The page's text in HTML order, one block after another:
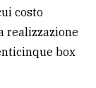
costo
realizzazione
box